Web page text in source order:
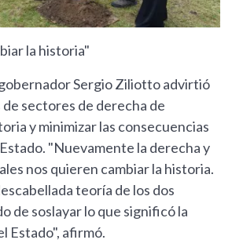
la historia"
Sergio Ziliotto advirtió
sectores de derecha de
y minimizar las consecuencias
"Nuevamente la derecha y
nos quieren cambiar la historia.
teoría de los dos
de soslayar lo que significó la
Estado", afirmó.